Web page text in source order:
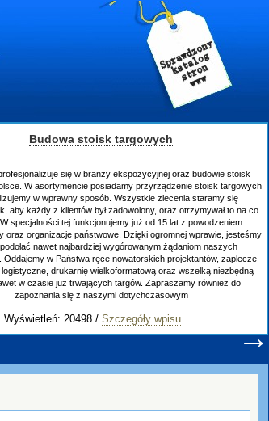
Budowa stoisk targowych
się w branży ekspozycyjnej oraz budowie stoisk
W asortymencie posiadamy przyrządzenie stoisk targowych
w wprawny sposób. Wszystkie zlecenia staramy się
aby każdy z klientów był zadowolony, oraz otrzymywał to na co
specjalności tej funkcjonujemy już od 15 lat z powodzeniem
oraz organizacje państwowe. Dzięki ogromnej wprawie, jesteśmy
nawet najbardziej wygórowanym żądaniom naszych
Oddajemy w Państwa ręce nowatorskich projektantów, zaplecze
drukarnię wielkoformatową oraz wszelką niezbędną
w czasie już trwających targów. Zapraszamy również do
zapoznania się z naszymi dotychczasowym
Wyświetleń: 20498 / Szczegóły wpisu
→